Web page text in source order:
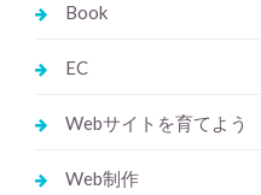
Book
EC
Webサイトを育てよう
Web制作